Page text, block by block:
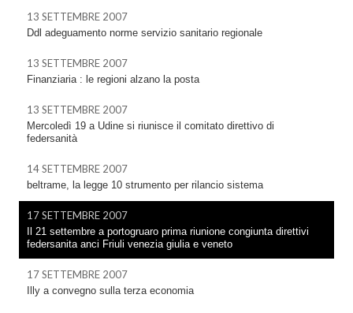
13 SETTEMBRE 2007
Ddl adeguamento norme servizio sanitario regionale
13 SETTEMBRE 2007
Finanziaria : le regioni alzano la posta
13 SETTEMBRE 2007
Mercoledì 19 a Udine si riunisce il comitato direttivo di
federsanità
14 SETTEMBRE 2007
beltrame, la legge 10 strumento per rilancio sistema
17 SETTEMBRE 2007
Il 21 settembre a portogruaro prima riunione congiunta direttivi
federsanita anci Friuli venezia giulia e veneto
17 SETTEMBRE 2007
Illy a convegno sulla terza economia